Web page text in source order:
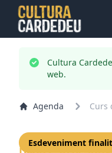
Cultura
web.
Agenda Curs
Esdeveniment